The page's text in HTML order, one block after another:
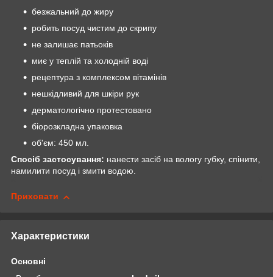
безжальний до жиру
робить посуд чистим до скрипу
не залишає патьоків
миє у теплій та холодній воді
рецептура з комплексом вітамінів
нешкідливий для шкіри рук
дерматологічно протестовано
біорозкладна упаковка
об'єм: 450 мл.
Спосіб застосування: нанести засіб на вологу губку, спінити,
намилити посуд і змити водою.
Приховати
Характеристики
Основні